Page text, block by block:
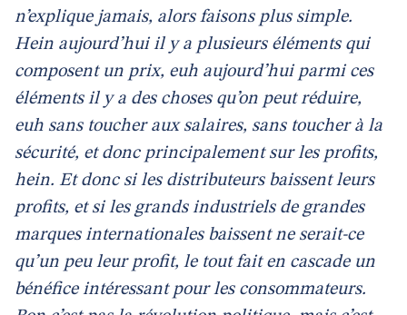
n’explique jamais, alors faisons plus simple.
Hein aujourd’hui il y a plusieurs éléments qui
composent un prix, euh aujourd’hui parmi ces
éléments il y a des choses qu’on peut réduire,
euh sans toucher aux salaires, sans toucher à la
sécurité, et donc principalement sur les profits,
hein. Et donc si les distributeurs baissent leurs
profits, et si les grands industriels de grandes
marques internationales baissent ne serait-ce
qu’un peu leur profit, le tout fait en cascade un
bénéfice intéressant pour les consommateurs.